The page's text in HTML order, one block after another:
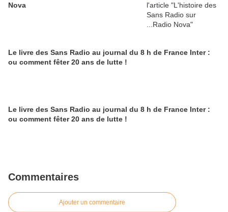
Nova
Le livre des Sans Radio au journal du 8 h de France Inter :
ou comment fêter 20 ans de lutte !
Le livre des Sans Radio au journal du 8 h de France Inter :
ou comment fêter 20 ans de lutte !
Commentaires
Ajouter un commentaire